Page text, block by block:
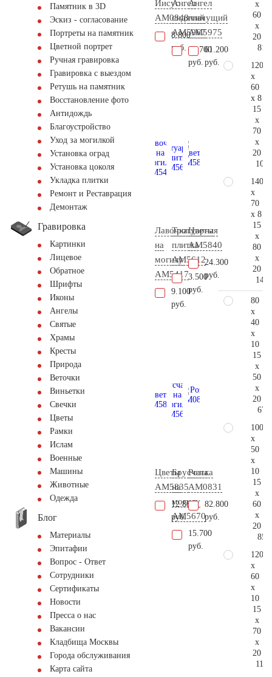
Памятник в 3D
Эскиз - согласование
Портреты на памятник
Цветной портрет
Ручная гравировка
Гравировка с выездом
Ретушь на памятник
Восстановление фото
Антидождь
Благоустройство
Уход за могилкой
Установка оград
Установка цоколя
Укладка плитки
Ремонт и Реставрация
Демонтаж
Гравировка
Картинки
Лицевое
Обратное
Шрифты
Иконы
Ангелы
Святые
Храмы
Кресты
Природа
Веточки
Виньетки
Свечки
Цветы
Рамки
Ислам
Военные
Машины
Животные
Одежда
Блог
Материалы
Эпитафии
Вопрос - Ответ
Сотрудники
Сертификаты
Новости
Пресса о нас
Вакансии
Кладбища Москвы
Города обслуживания
Карта сайта
Иисус
AM0848
8.800
руб.
Ангел
сидячий
AM5967
17.700
руб.
Ангел
плачущий
AM5975
61.200
руб.
Лавочка
на
могилу
AM5417
9.100
руб.
Тротуарная
плитка
AM5612
3.500
руб.
Цветы
AM5840
24.300
руб.
Цветы
AM5835
12.800
руб.
Брусчатка
на
могилу
AM5670
15.700
руб.
Розы
AM0831
82.800
руб.
x
60
x
20
120
x
60
x 8
15
x
70
x
20
140
x
70
x 8
15
x
80
x
20
80
x
40
x
10
15
x
50
x
20
100
x
50
x
10
15
x
60
x
20
120
x
60
x
10
15
x
70
x
20